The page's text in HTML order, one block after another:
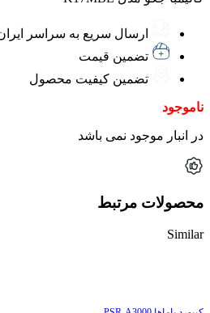
ارسال سریع به سراسر
تضمین قیمت
تضمین کیفیت محصول
ناموجود
در انبار موجود نمی باشد
محصولات مرتبط
Similar